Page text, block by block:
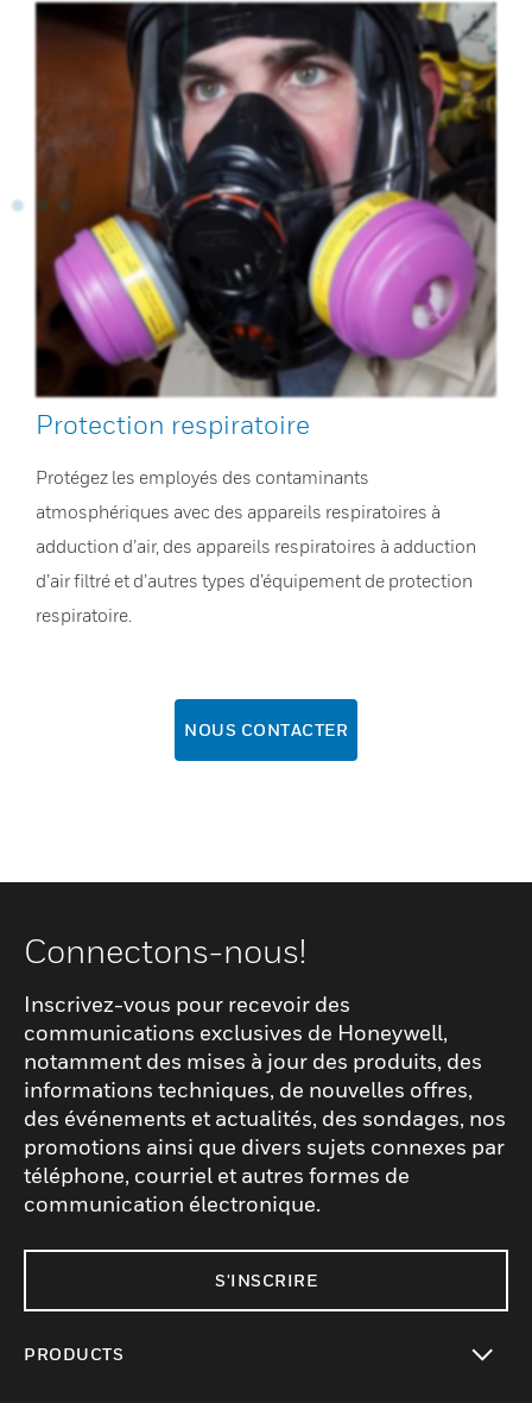
Protection respiratoire
Protégez les employés des contaminants
atmosphériques avec des appareils respiratoires à
adduction d’air, des appareils respiratoires à adduction
d’air filtré et d’autres types d’équipement de protection
respiratoire.
NOUS CONTACTER
Connectons-nous!
Inscrivez-vous pour recevoir des
communications exclusives de Honeywell,
notamment des mises à jour des produits, des
informations techniques, de nouvelles offres,
des événements et actualités, des sondages, nos
promotions ainsi que divers sujets connexes par
téléphone, courriel et autres formes de
communication électronique.
S'INSCRIRE
PRODUCTS